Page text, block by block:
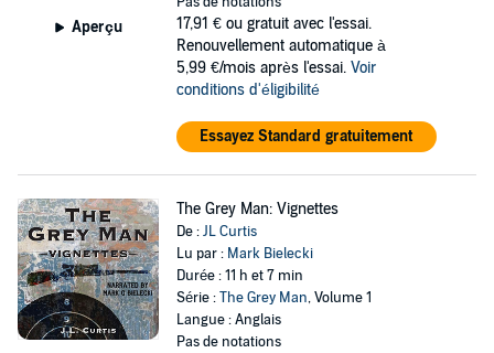
Aperçu 17,91 € ou gratuit avec l'essai.
Renouvellement automatique à
5,99 €/mois après l'essai. Voir
conditions d'éligibilité
Essayez Standard gratuitement
The Grey Man: Vignettes
De :JL Curtis
Lu par : Mark Bielecki
Durée : 11 h et 7 min
Série :The Grey Man, Volume 1
Langue : Anglais
Pas de notations